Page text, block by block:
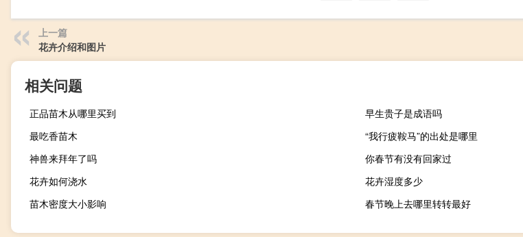
上一篇
花卉介绍和图片
相关问题
正品苗木从哪里买到
早生贵子是成语吗
最吃香苗木
“我行疲鞍马”的出处是哪里
神兽来拜年了吗
你春节有没有回家过
花卉如何浇水
花卉湿度多少
苗木密度大小影响
春节晚上去哪里转转最好